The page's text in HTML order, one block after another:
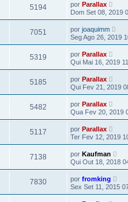
5194 por Parallax
Dom Set 08, 2019
7051 por joaquimm
Seg Ago 26, 2019
5319 por Parallax
Qui Mai 16, 2019
5185 por Parallax
Qui Fev 21, 2019
5482 por Parallax
Qua Fev 20, 2019
5117 por Parallax
Ter Fev 12, 2019
7138 por Kaufman
Qui Out 18, 2018
7830 por fromking
Sex Set 11, 2015